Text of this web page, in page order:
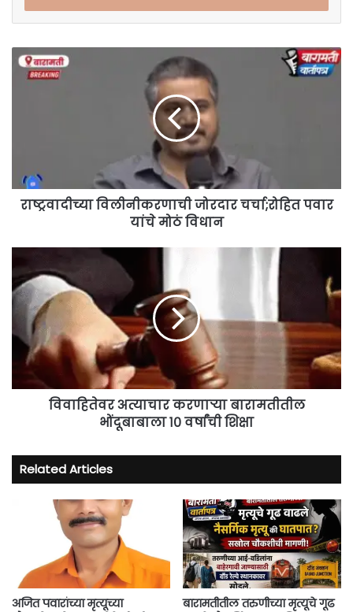
राष्ट्रवादीच्या
विलीनीकरणाची
विधान
राष्ट्रवादीच्या विलीनीकरणाची जोरदार चर्चा;रोहित पवार
यांचे मोठं विधान
अत्याचार
करणाऱ्या
बारामतीतील
भोंदूबाबाला
१०
वर्षांची
शिक्षा
विवाहितेवर अत्याचार करणाऱ्या बारामतीतील
भोंदूबाबाला १० वर्षांची शिक्षा
Related Articles
अजित पवारांच्या मृत्यूच्या
बारामतीतील तरुणीच्या मृत्यूचे गूढ